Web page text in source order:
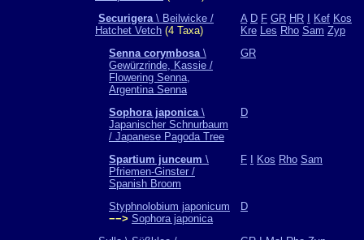
Securigera\ Beilwicke /
Hatchet Vetch (4 Taxa)
A D F GR HR Kef Kos
Kre Les Rho Sam Zyp
Senna corymbosa\
Gewürzrinde, Kassie /
Flowering Senna,
Argentina Senna
GR
Sophora japonica\
Japanischer Schnurbaum
/ Japanese Pagoda Tree
D
Spartium junceum \
Pfriemen-Ginster /
Spanish Broom
F Kos Rho Sam
Styphnolobium japonicum
−−> Sophora japonica
D